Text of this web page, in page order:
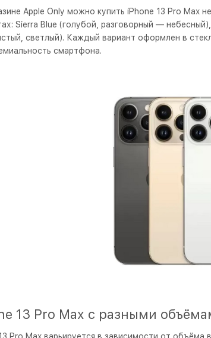
Apple Only можно купить iPhone 13 Pro
Sierra Blue (голубой, разговорный —
светлый). Каждый вариант оформлен в
смартфона.
13 Pro Max с разными